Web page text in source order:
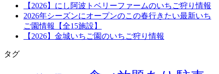
【2026】にし阿波トベリーファームのいちご狩り情報
2026年シーズンにオープンのこの春行きたい最新いち
ご園情報【全15施設】
【2026】金城いちご園のいちご狩り情報
タグ